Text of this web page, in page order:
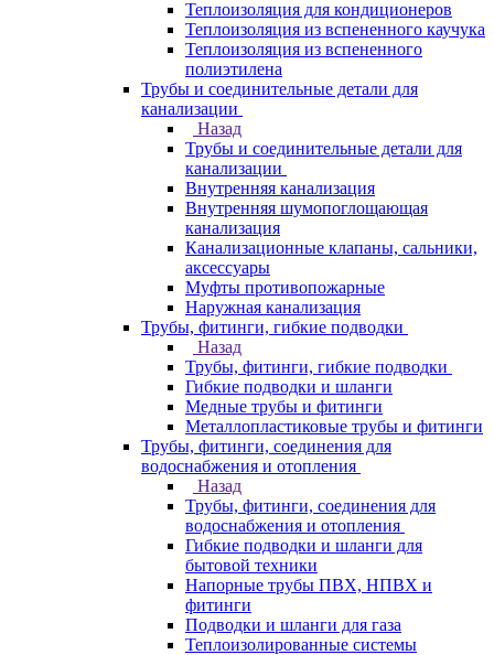
Теплоизоляция для кондиционеров
Теплоизоляция из вспененного каучука
Теплоизоляция из вспененного
полиэтилена
Трубы и соединительные детали для
канализации
Назад
Трубы и соединительные детали для
канализации
Внутренняя канализация
Внутренняя шумопоглощающая
канализация
Канализационные клапаны, сальники,
аксессуары
Муфты противопожарные
Наружная канализация
Трубы, фитинги, гибкие подводки
Назад
Трубы, фитинги, гибкие подводки
Гибкие подводки и шланги
Медные трубы и фитинги
Металлопластиковые трубы и фитинги
Трубы, фитинги, соединения для
водоснабжения и отопления
Назад
Трубы, фитинги, соединения для
водоснабжения и отопления
Гибкие подводки и шланги для
бытовой техники
Напорные трубы ПВХ, НПВХ и
фитинги
Подводки и шланги для газа
Теплоизолированные системы